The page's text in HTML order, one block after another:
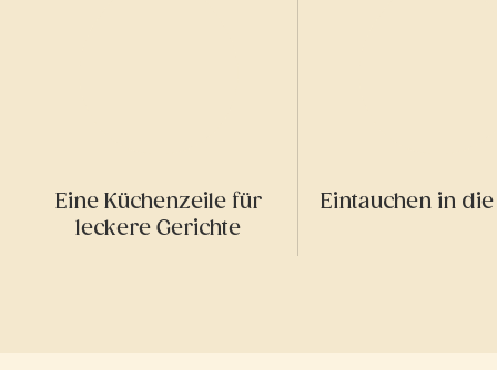
Eine Küchenzeile für
leckere Gerichte
Eintauchen in